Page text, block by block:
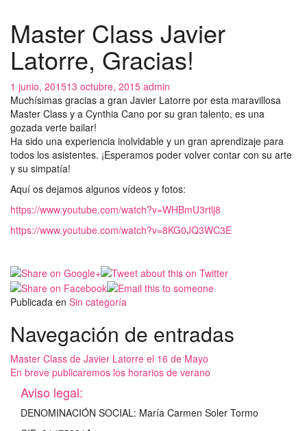
Master Class Javier
Latorre, Gracias!
1 junio, 201513 octubre, 2015 admin
Muchísimas gracias a gran Javier Latorre por esta maravillosa
Master Class y a Cynthia Cano por su gran talento, es una
gozada verte bailar!
Ha sido una experiencia inolvidable y un gran aprendizaje para
todos los asistentes. ¡Esperamos poder volver contar con su arte
y su simpatía!
Aquí os dejamos algunos vídeos y fotos:
https://www.youtube.com/watch?v=WHBmU3rtlj8
https://www.youtube.com/watch?v=8KG0JQ3WC3E
Publicada en Sin categoría
Navegación de entradas
Master Class de Javier Latorre el 16 de Mayo
En breve publicaremos los horarios de verano
Aviso legal:
DENOMINACIÓN SOCIAL: María Carmen Soler Tormo